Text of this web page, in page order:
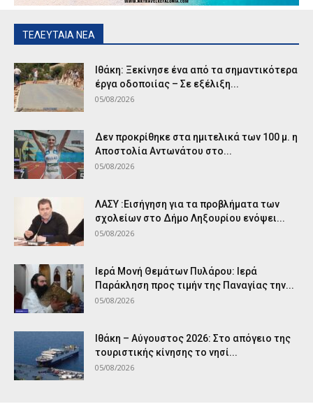
ΤΕΛΕΥΤΑΙΑ ΝΕΑ
Ιθάκη: Ξεκίνησε ένα από τα σημαντικότερα
έργα οδοποιίας – Σε εξέλιξη...
05/08/2026
Δεν προκρίθηκε στα ημιτελικά των 100 μ. η
Αποστολία Αντωνάτου στο...
05/08/2026
ΛΑΣΥ :Εισήγηση για τα προβλήματα των
σχολείων στο Δήμο Ληξουρίου ενόψει...
05/08/2026
Ιερά Μονή Θεμάτων Πυλάρου: Ιερά
Παράκληση προς τιμήν της Παναγίας την...
05/08/2026
Ιθάκη – Αύγουστος 2026: Στο απόγειο της
τουριστικής κίνησης το νησί...
05/08/2026